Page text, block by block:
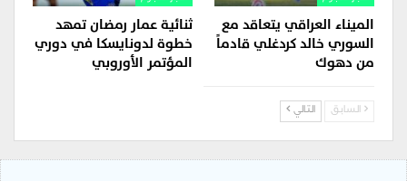
الميناء العراقي يتعاقد مع
السوري خالد كردغلي قادماً
من دهوك
ثنائية عمار رمضان تمهد
خطوة لدونايسكا في دوري
المؤتمر الأوروبي
السابق التالي